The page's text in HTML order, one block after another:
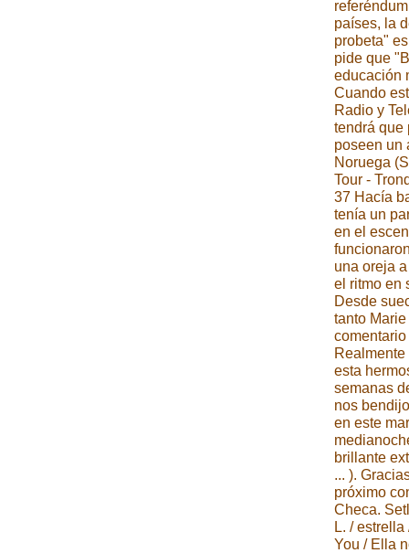
países, la
probeta"
pide que
educación
Cuando
Radio y
tendrá que
poseen un
Noruega
Tour -
37 Hacía
tenía un
en el
una oreja
el ritmo en
Desde
tanto
esta
semanas
nos
en este
brillante
... ).
próximo
Checa.
L. /
You / Ella